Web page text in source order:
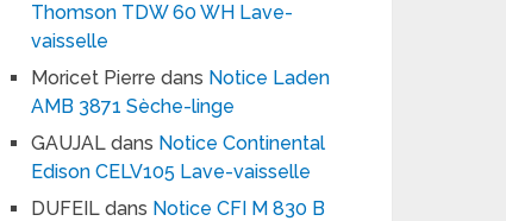
Thomson TDW 60 WH Lave-
vaisselle
Moricet Pierre dans Notice Laden
AMB 3871 Sèche-linge
GAUJAL dans Notice Continental
Edison CELV105 Lave-vaisselle
DUFEIL dans Notice CFI M 830 B